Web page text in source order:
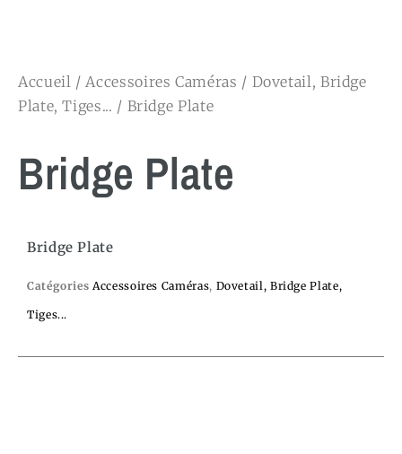
Accueil /Accessoires Caméras / Dovetail, Bridge
Plate, Tiges... / Bridge Plate
Bridge Plate
Bridge Plate
Catégories Accessoires Caméras, Dovetail, Bridge Plate,
Tiges...